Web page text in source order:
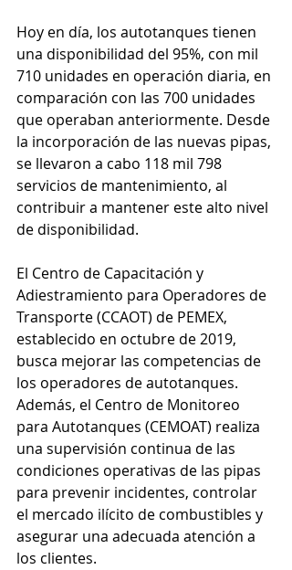
Hoy en día, los autotanques tienen
una disponibilidad del 95%, con mil
710 unidades en operación diaria, en
comparación con las 700 unidades
que operaban anteriormente. Desde
la incorporación de las nuevas pipas,
se llevaron a cabo 118 mil 798
servicios de mantenimiento, al
contribuir a mantener este alto nivel
de disponibilidad.
El Centro de Capacitación y
Adiestramiento para Operadores de
Transporte (CCAOT) de PEMEX,
establecido en octubre de 2019,
busca mejorar las competencias de
los operadores de autotanques.
Además, el Centro de Monitoreo
para Autotanques (CEMOAT) realiza
una supervisión continua de las
condiciones operativas de las pipas
para prevenir incidentes, controlar
el mercado ilícito de combustibles y
asegurar una adecuada atención a
los clientes.